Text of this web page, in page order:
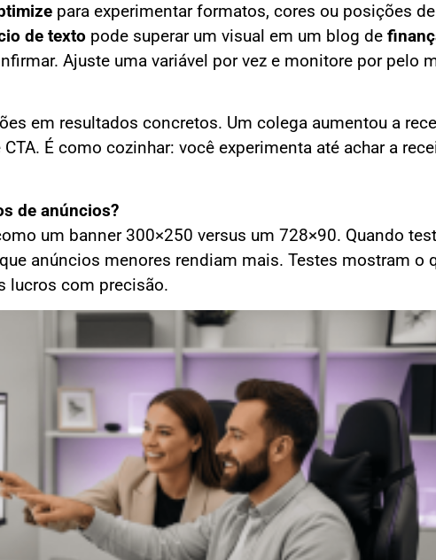
para experimentar formatos, cores ou posições de
de texto pode superar um visual em um blog de
Ajuste uma variável por vez e monitore por pelo
em resultados concretos. Um colega aumentou a
É como cozinhar: você experimenta até achar a
de anúncios?
um banner 300×250 versus um 728×90. Quando
anúncios menores rendiam mais. Testes mostram o
lucros com precisão.